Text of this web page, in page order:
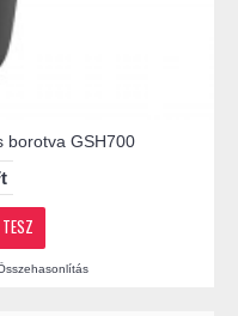
borotva GSH700